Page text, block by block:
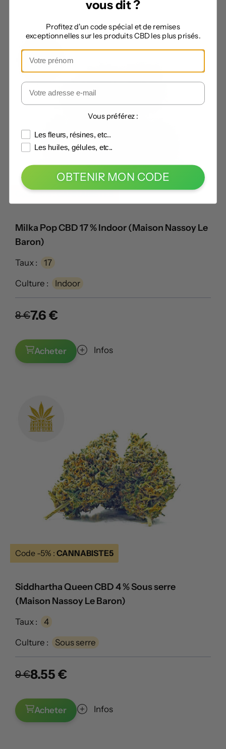
Code -5% :CANNABISTE5
Milka Pop CBD 17 % Indoor (Maison Nassoy Le
Baron)
Taux : 17
Culture : Indoor
8 €7.6 €
Acheter Infos
Code -5% : CANNABISTE5
Siddhartha Queen CBD 4 % Sous serre
(Maison Nassoy Le Baron)
Taux : 4
Culture : Sous serre
9 €8.55 €
Acheter Infos
vous dit ?
Profitez d'un code spécial et de remises
exceptionnelles sur les produits CBD les plus prisés.
Vous préférez :
Les fleurs, résines, etc..
Les huiles, gélules, etc..
OBTENIR MON CODE